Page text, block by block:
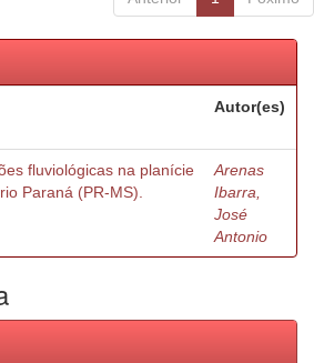
Autor(es)
fluviológicas na planície
Paraná (PR-MS).
Arenas
Ibarra,
José
Antonio